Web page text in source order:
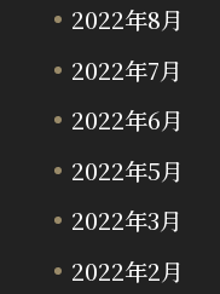
2022年8月
2022年7月
2022年6月
2022年5月
2022年3月
2022年2月